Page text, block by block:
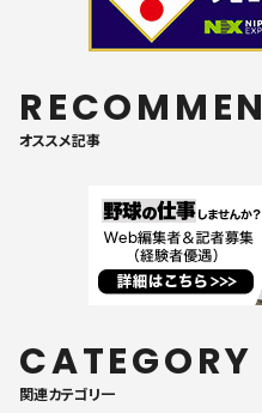
オススメ記事
CATEGORY
関連カテゴリ一